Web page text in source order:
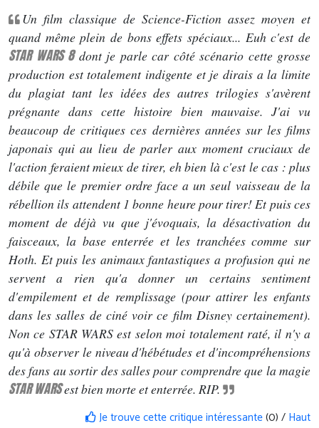
Un film classique de Science-Fiction assez moyen et
quand même plein de bons effets spéciaux... Euh c'est de
STAR WARS 8dont je parle car côté scénario cette grosse
production est totalement indigente et je dirais a la limite
du plagiat tant les idées des autres trilogies s'avèrent
prégnante dans cette histoire bien mauvaise. J'ai vu
beaucoup de critiques ces dernières années sur les films
japonais qui au lieu de parler aux moment cruciaux de
l'action feraient mieux de tirer, eh bien là c'est le cas : plus
débile que le premier ordre face a un seul vaisseau de la
rébellion ils attendent 1 bonne heure pour tirer! Et puis ces
moment de déjà vu que j'évoquais, la désactivation du
faisceaux, la base enterrée et les tranchées comme sur
Hoth. Et puis les animaux fantastiques a profusion qui ne
servent a rien qu'a donner un certains sentiment
d'empilement et de remplissage (pour attirer les enfants
dans les salles de ciné voir ce film Disney certainement).
Non ce STAR WARS est selon moi totalement raté, il n'y a
qu'à observer le niveau d'hébétudes et d'incompréhensions
des fans au sortir des salles pour comprendre que la magie
STAR WARSest bien morte et enterrée. RIP.
Je trouve cette critique intéressante(0) / Haut